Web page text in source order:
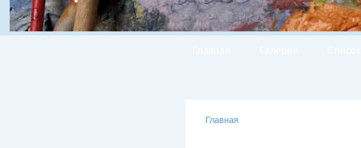
Главная